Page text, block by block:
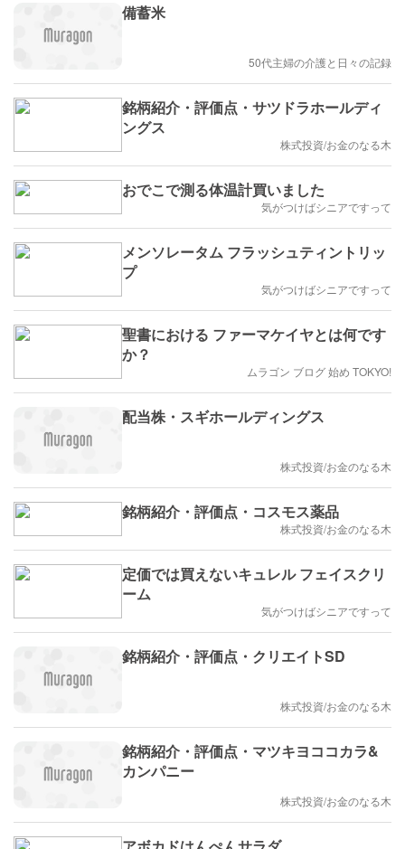
備蓄米
50代主婦の介護と日々の記録
銘柄紹介・評価点・サツドラホールディ
ングス
株式投資/お金のなる木
おでこで測る体温計買いました
気がつけばシニアですって
メンソレータム フラッシュティントリッ
プ
気がつけばシニアですって
聖書における ファーマケイヤとは何です
か？
ムラゴン ブログ 始め TOKYO!
配当株・スギホールディングス
株式投資/お金のなる木
銘柄紹介・評価点・コスモス薬品
株式投資/お金のなる木
定価では買えないキュレル フェイスクリ
ーム
気がつけばシニアですって
銘柄紹介・評価点・クリエイトSD
株式投資/お金のなる木
銘柄紹介・評価点・マツキヨココカラ&
カンパニー
株式投資/お金のなる木